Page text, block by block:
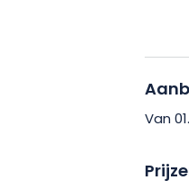
nog
en in
Van